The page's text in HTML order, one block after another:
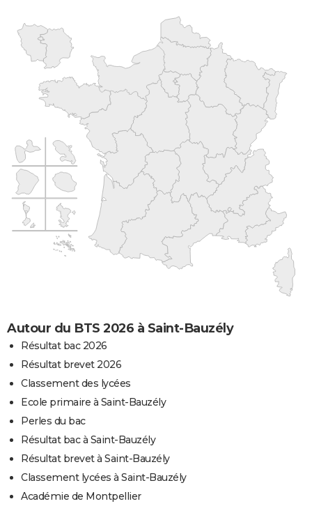
Autour du BTS 2026 à Saint-Bauzély
Résultat bac 2026
Résultat brevet 2026
Classement des lycées
Ecole primaire à Saint-Bauzély
Perles du bac
Résultat bac à Saint-Bauzély
Résultat brevet à Saint-Bauzély
Classement lycées à Saint-Bauzély
Académie de Montpellier